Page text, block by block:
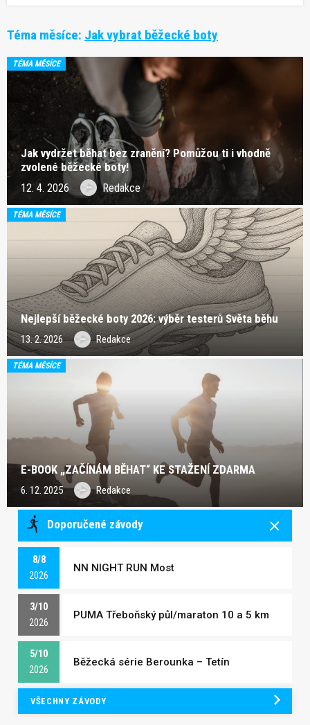
Téma měsíce: Jak vybrat běžecké boty
TÉMA MĚSÍCE
Jak vydržet běhat bez zranění? Pomůžou ti i vhodně
zvolené běžecké boty!
12. 4. 2026 Redakce
TÉMA MĚSÍCE
Nejlepší běžecké boty 2026: výběr testerů Světa běhu
13. 2. 2026 Redakce
TÉMA MĚSÍCE
E-BOOK „ZAČÍNÁM BĚHAT“ KE STAŽENÍ ZDARMA
6. 12. 2025 Redakce
Doporučené závody
8/8
2026
NN NIGHT RUN Most
3/10
2026
PUMA Třeboňský půl/maraton 10 a 5 km
5/10
2026
Běžecká série Berounka – Tetín
VŠECHNY ZÁVODY